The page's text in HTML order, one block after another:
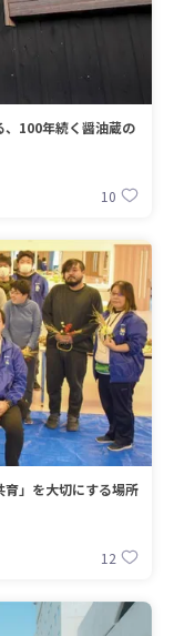
、100年続く醤油蔵の
10
育」を大切にする場所
12